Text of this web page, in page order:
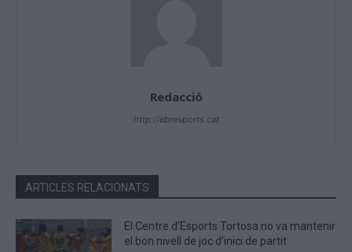
Redacció
http://ebresports.cat
ARTICLES RELACIONATS
El Centre d’Esports Tortosa no va mantenir
el bon nivell de joc d’inici de partit